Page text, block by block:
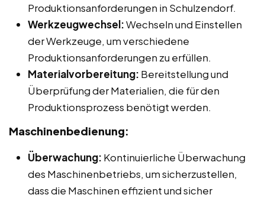
Produktionsanforderungen in Schulzendorf.
Werkzeugwechsel:Wechseln und Einstellen
der Werkzeuge, um verschiedene
Produktionsanforderungen zu erfüllen.
Materialvorbereitung: Bereitstellung und
Überprüfung der Materialien, die für den
Produktionsprozess benötigt werden.
Maschinenbedienung:
Überwachung: Kontinuierliche Überwachung
des Maschinenbetriebs, um sicherzustellen,
dass die Maschinen effizient und sicher